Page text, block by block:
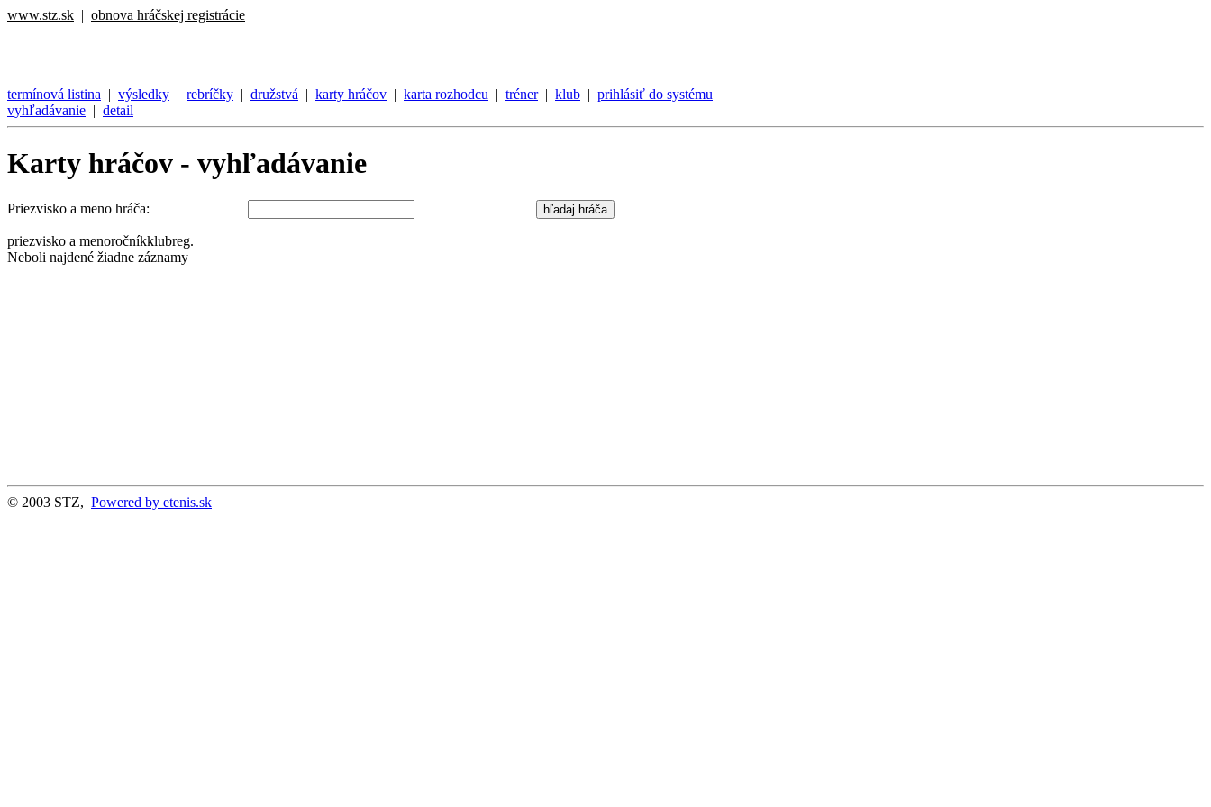
www.stz.sk | obnova hráčskej registrácie
termínová listina | výsledky | rebríčky | družstvá | karty hráčov | karta rozhodcu | tréner| klub | prihlásiť do systému
vyhľadávanie | detail
Karty hráčov - vyhľadávanie
Priezvisko a meno hráča:
priezvisko a menoročníkklubreg.
Neboli najdené žiadne záznamy
© 2003 STZ, Powered by etenis.sk